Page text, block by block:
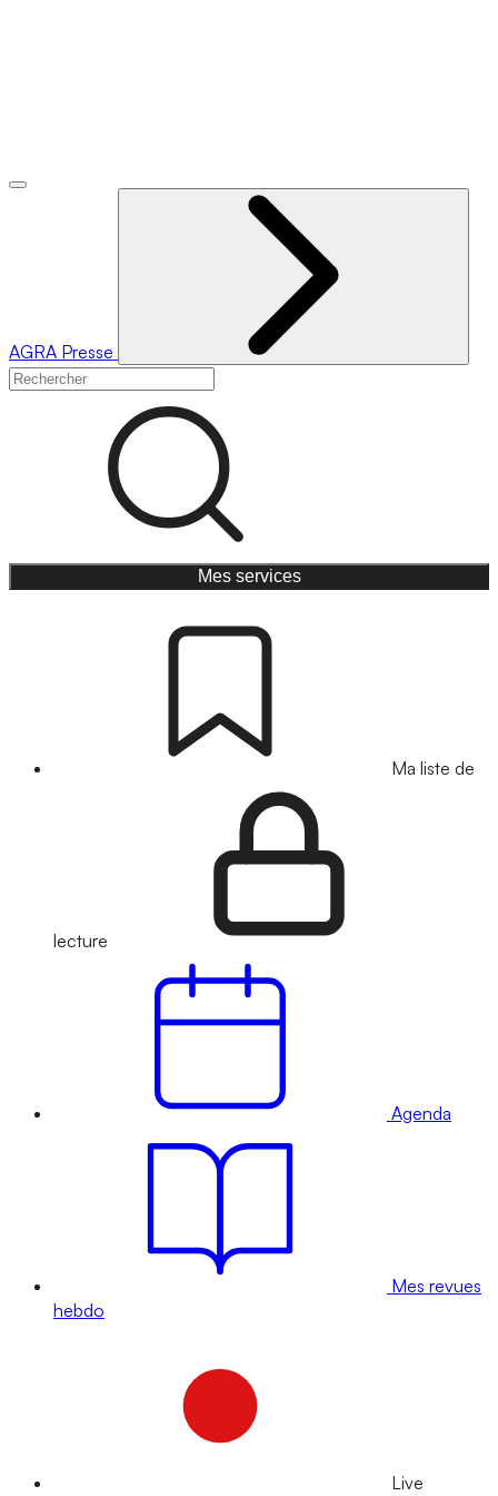
AGRA Presse
Mes services
Ma liste de
lecture
Agenda
Mes revues
hebdo
Live